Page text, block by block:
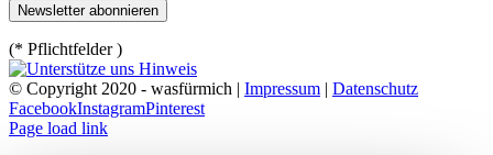
(* Pflichtfelder )
© Copyright 2020 - wasfürmich | Impressum | Datenschutz
FacebookInstagramPinterest
Page load link